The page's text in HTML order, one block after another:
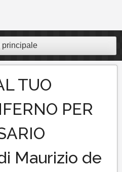
principale
TUO
PER
Maurizio de